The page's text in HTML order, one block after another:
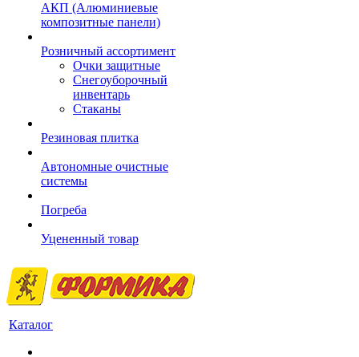
АКП (Алюминиевые
композитные панели)
Розничный ассортимент
Очки защитные
Снегоуборочный
инвентарь
Стаканы
Резиновая плитка
Автономные очистные
системы
Погреба
Уцененный товар
Каталог